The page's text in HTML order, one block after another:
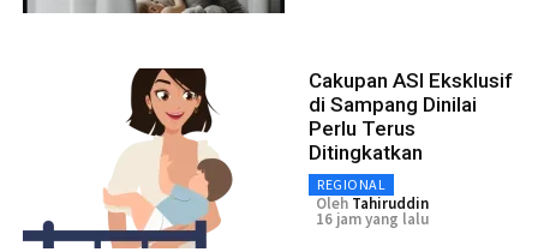
Cakupan ASI Eksklusif
di Sampang Dinilai
Perlu Terus
Ditingkatkan
REGIONAL
Oleh Tahiruddin
16 jam yang lalu